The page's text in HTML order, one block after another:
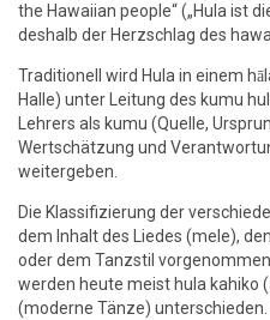
the Hawaiian people“ („Hula ist
deshalb der Herzschlag des
Traditionell wird Hula in einem
Halle) unter Leitung des kumu
Lehrers als kumu (Quelle,
Wertschätzung und
weitergeben.
Die Klassifizierung der
dem Inhalt des Liedes (mele),
oder dem Tanzstil
werden heute meist hula kahiko
(moderne Tänze)